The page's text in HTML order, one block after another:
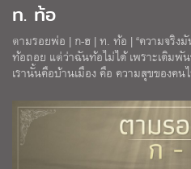
ท. ท้อ
ตามรอยพ่อ | ก-ฮ | ท. ท้อ | “ความจริง
ท้อถอย แต่ว่าฉันท้อไม่ได้ เพราะเดิมพั
เรานั้นคือบ้านเมือง คือ ความสุขของคน